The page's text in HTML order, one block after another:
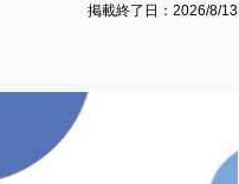
掲載終了日： 2026/8/13